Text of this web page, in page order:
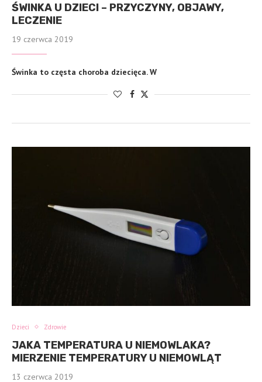
ŚWINKA U DZIECI – PRZYCZYNY, OBJAWY,
LECZENIE
19 czerwca 2019
Świnka to częsta choroba dziecięca. W
Dzieci Zdrowie
JAKA TEMPERATURA U NIEMOWLAKA?
MIERZENIE TEMPERATURY U NIEMOWLĄT
13 czerwca 2019